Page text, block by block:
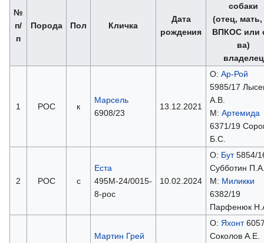
№
п/
п
Порода Пол Кличка
Дата
рождения
собаки
(отец,
ВПКОС или
ва)
владелец
1 РОС к
Марсель
6908/23
13.12.2021
О: Ар-Рой
5985/17
А.В.
М: Артемида
6371/19
Б.С.
2 РОС с
Еста
495М-24/0015-
8-рос
10.02.2024
О: Бут5854/
Субботин
М: Миликки
6382/19
Парфенюк
Мартин Грей
О: Яхонт
Соколов А.Е.